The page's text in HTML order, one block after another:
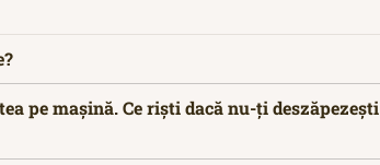
pe mașină. Ce riști dacă nu-ți deszăpezești